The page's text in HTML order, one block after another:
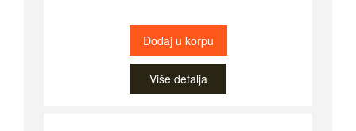
Dodaj u korpu
Više detalja